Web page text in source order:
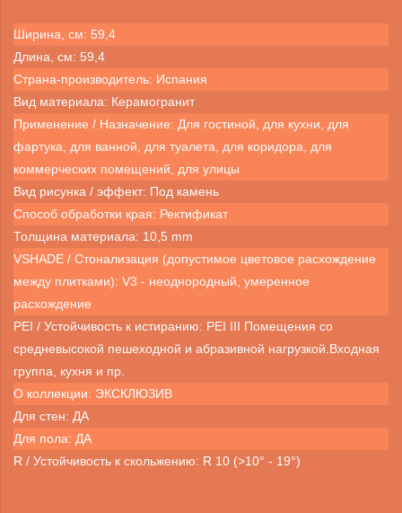
Ширина, см: 59,4
Длина, см: 59,4
Страна-производитель: Испания
Вид материала: Керамогранит
Применение / Назначение: Для гостиной, для кухни, для
фартука, для ванной, для туалета, для коридора, для
коммерческих помещений, для улицы
Вид рисунка / эффект: Под камень
Способ обработки края: Ректификат
Толщина материала: 10,5 mm
VSHADE / Стонализация (допустимое цветовое расхождение
между плитками): V3 - неоднородный, умеренное
расхождение
PEI / Устойчивость к истиранию: PEI III Помещения со
средневысокой пешеходной и абразивной нагрузкой.Входная
группа, кухня и пр.
О коллекции: ЭКСКЛЮЗИВ
Для стен: ДА
Для пола: ДА
R / Устойчивость к скольжению: R 10 (>10° - 19°)